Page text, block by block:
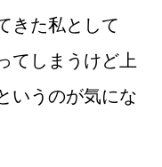
きた私として
てしまうけど上
いうのが気にな